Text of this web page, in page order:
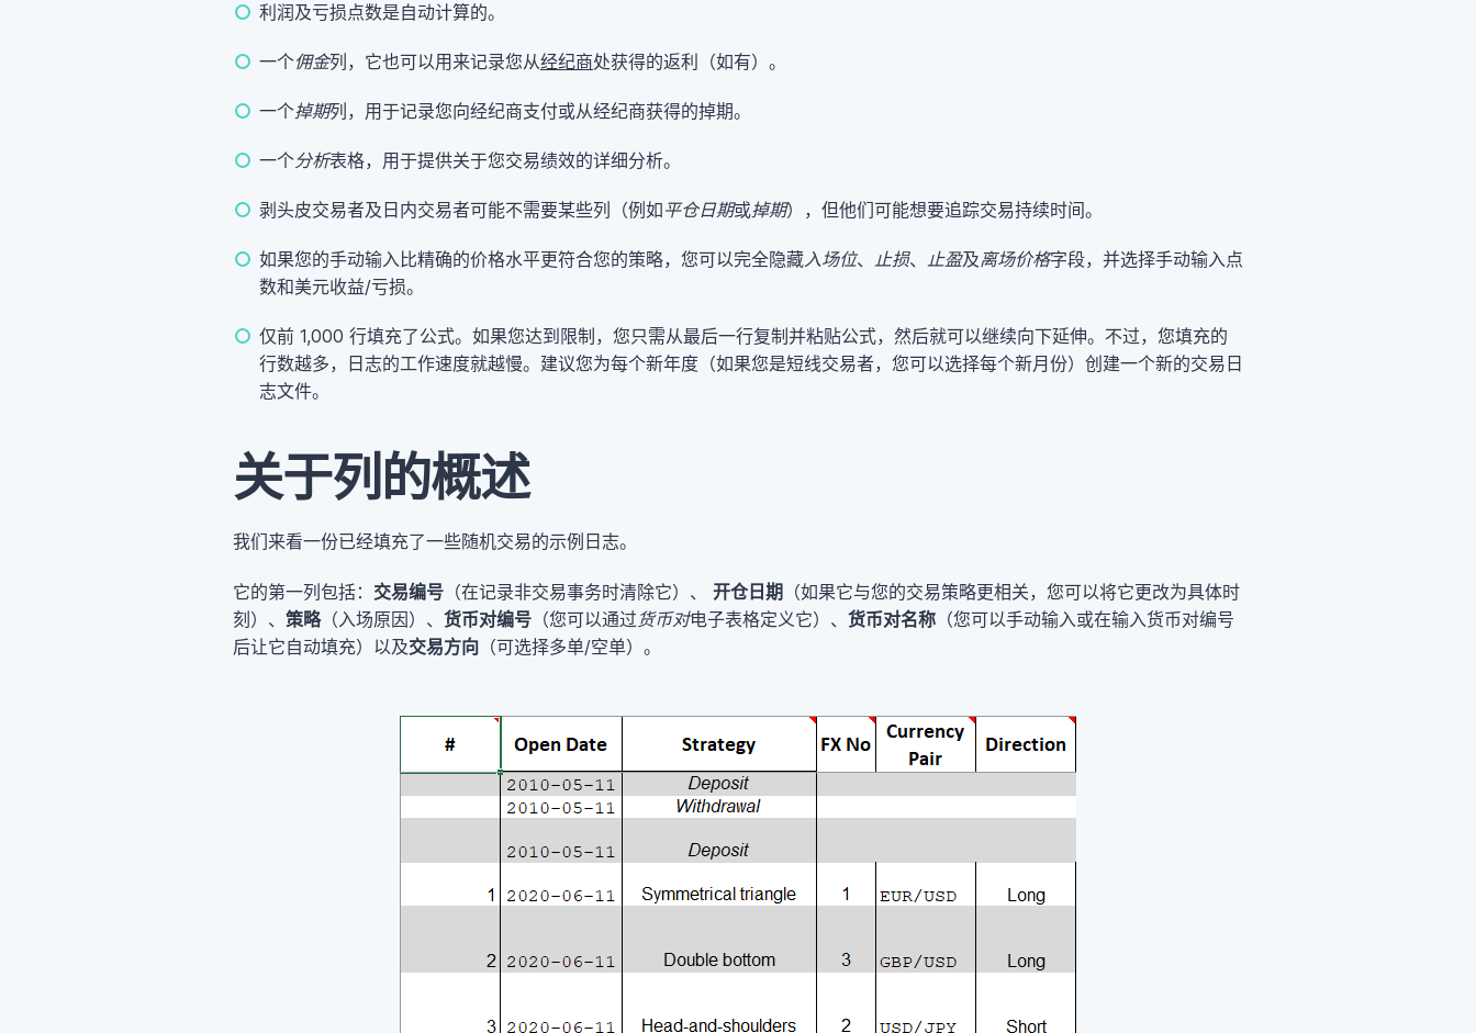
利润及亏损点数是自动计算的。
一个佣金列，它也可以用来记录您从经纪商处获得的返利（如有）。
一个掉期列，用于记录您向经纪商支付或从经纪商获得的掉期。
一个分析表格，用于提供关于您交易绩效的详细分析。
剥头皮交易者及日内交易者可能不需要某些列（例如平仓日期或掉期），但他们可能想要追踪交易持续时间。
如果您的手动输入比精确的价格水平更符合您的策略，您可以完全隐藏入场位、 止损、 止盈及离场价格字段，并选择手动输入点
数和美元收益/亏损。
仅前 1,000 行填充了公式。如果您达到限制，您只需从最后一行复制并粘贴公式，然后就可以继续向下延伸。不过，您填充的
行数越多，日志的工作速度就越慢。建议您为每个新年度（如果您是短线交易者，您可以选择每个新月份）创建一个新的交易日
志文件。
关于列的概述
我们来看一份已经填充了一些随机交易的示例日志。
它的第一列包括： 交易编号 （在记录非交易事务时清除它）、 开仓日期 （如果它与您的交易策略更相关，您可以将它更改为具体时
刻）、 策略（入场原因）、 货币对编号 （您可以通过 货币对电子表格定义它）、 货币对名称 （您可以手动输入或在输入货币对编号
后让它自动填充）以及交易方向 （可选择多单/空单）。